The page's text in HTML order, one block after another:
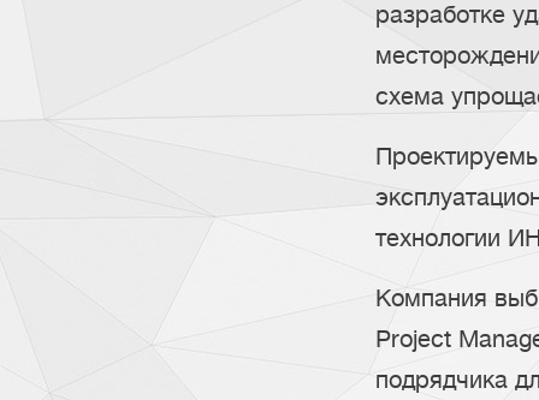
разработке
схема
технологии
Компания
Project
подрядчика